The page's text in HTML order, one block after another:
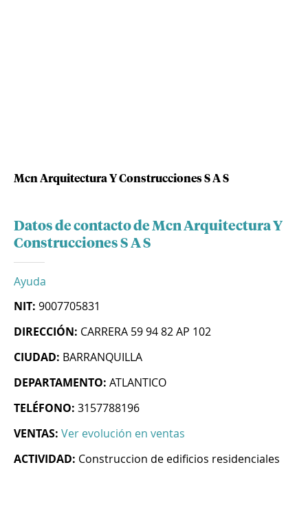
Mcn Arquitectura Y Construcciones S A S
Datos de contacto de Mcn Arquitectura Y
Construcciones S A S
Ayuda
NIT: 9007705831
DIRECCIÓN: CARRERA 59 94 82 AP 102
CIUDAD: BARRANQUILLA
DEPARTAMENTO: ATLANTICO
TELÉFONO: 3157788196
VENTAS: Ver evolución en ventas
ACTIVIDAD: Construccion de edificios residenciales